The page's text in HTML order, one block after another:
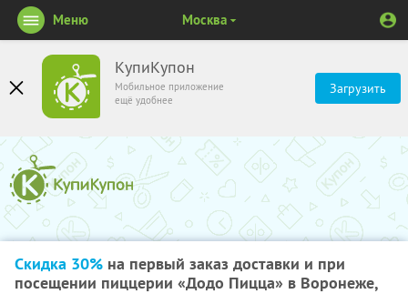
КупиКупон
Мобильное приложение
ещё удобнее
Загрузить
Меню Москва
Скидка 30% на первый заказ доставки и при
посещении пиццерии «Додо Пицца» в Воронеже,